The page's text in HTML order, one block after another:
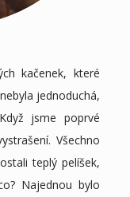
kačenek, které
jednoduchá,
jsme poprvé
Všechno
teplý pelíšek,
Najednou bylo